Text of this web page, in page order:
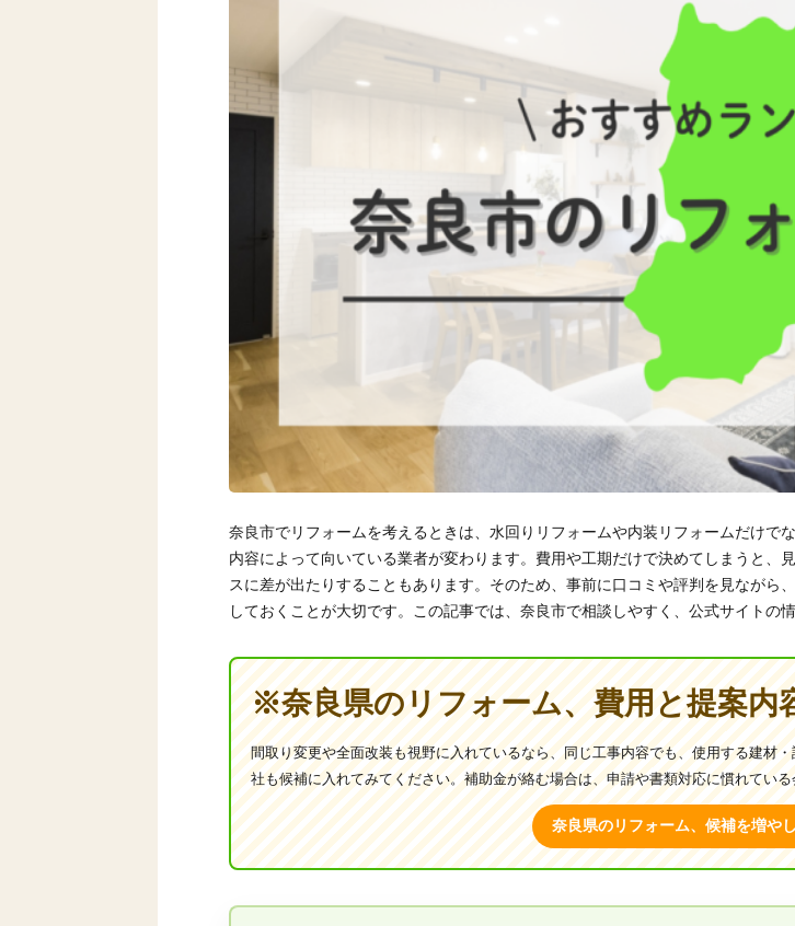
奈良市でリフォームを考えるときは、水回りリフォームや内装リフォームだけ
内容によって向いている業者が変わります。費用や工期だけで決めてしまうと
スに差が出たりすることもあります。そのため、事前に口コミや評判を見なが
しておくことが大切です。この記事では、奈良市で相談しやすく、公式サイトの
※奈良県のリフォーム、費用と提案内
間取り変更や全面改装も視野に入れているなら、同じ工事内容でも、使用する建材
社も候補に入れてみてください。補助金が絡む場合は、申請や書類対応に慣れてい
奈良県のリフォーム、候補を増や